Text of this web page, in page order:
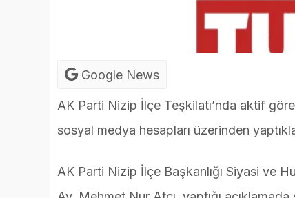
Google News
AK Parti Nizip İlçe Teşkilatı’nda aktif
sosyal medya hesapları üzerinden
AK Parti Nizip İlçe Başkanlığı Siyasi ve